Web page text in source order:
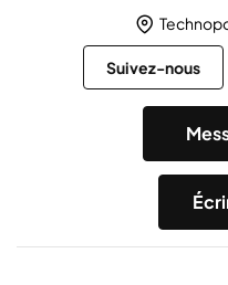
Suivez-nous